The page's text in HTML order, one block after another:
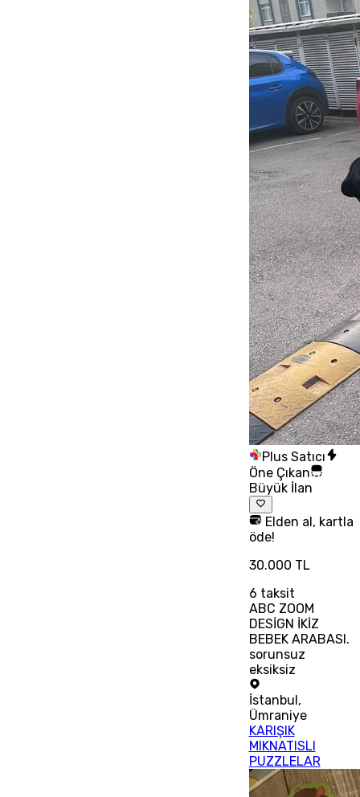
Plus Satıcı
Öne Çıkan
Büyük İlan
Elden al, kartla
öde!
30.000 TL
6 taksit
ABC ZOOM
DESİGN İKİZ
BEBEK ARABASI.
sorunsuz
eksiksiz
İstanbul ,
Ümraniye
KARIŞIK
MIKNATISLI
PUZZLELAR